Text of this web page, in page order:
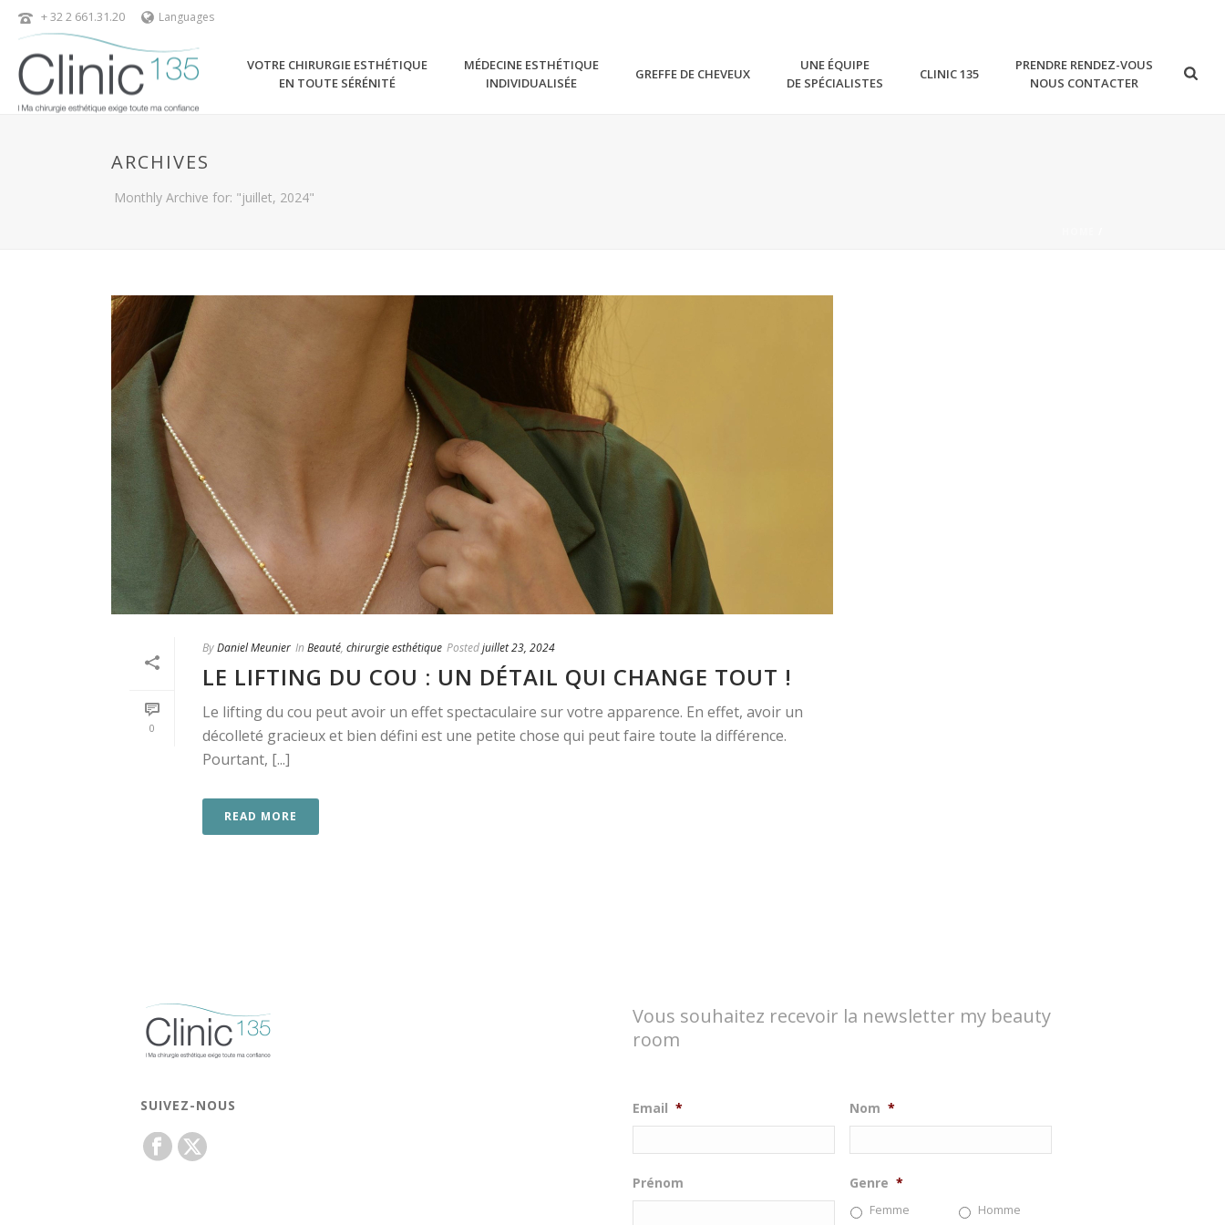
+ 32 2 661.31.20 Languages
VOTRE CHIRURGIE ESTHÉTIQUE
EN TOUTE SÉRÉNITÉ
MÉDECINE ESTHÉTIQUE
INDIVIDUALISÉE
GREFFE DE CHEVEUX
UNE ÉQUIPE
DE SPÉCIALISTES
CLINIC 135
PRENDRE RENDEZ-VOUS
NOUS CONTACTER
ARCHIVES
Monthly Archive for: "juillet, 2024"
0
ByDaniel Meunier In Beauté, chirurgie esthétique Postedjuillet 23, 2024
LE LIFTING DU COU : UN DÉTAIL QUI CHANGE TOUT !
Le lifting du cou peut avoir un effet spectaculaire sur votre apparence. En effet, avoir un
décolleté gracieux et bien défini est une petite chose qui peut faire toute la différence.
Pourtant, [...]
READ MORE
SUIVEZ-NOUS
Vous souhaitez recevoir la newsletter my beauty
room
Email * Nom *
Prénom Genre *
Femme Homme